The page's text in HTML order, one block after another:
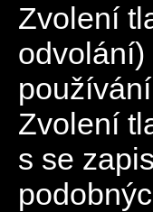
Zvolení
Zvolení
s se